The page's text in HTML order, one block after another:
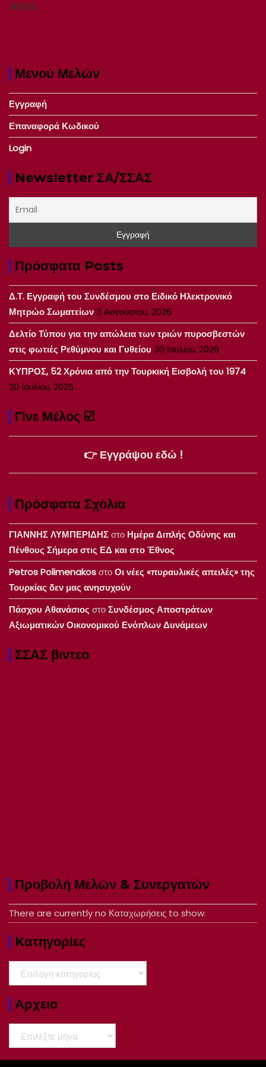
νησιά
Μενού Μελών
Εγγραφή
Επαναφορά Κωδικού
Login
Newsletter ΣΑ/ΣΣΑΣ
Πρόσφατα Posts
Δ.Τ. Εγγραφή του Συνδέσμου στο Ειδικό Ηλεκτρονικό
Μητρώο Σωματείων3 Αυγούστου, 2026
Δελτίο Τύπου για την απώλεια των τριών πυροσβεστών
στις φωτιές Ρεθύμνου και Γυθείου 30 Ιουλίου, 2026
ΚΥΠΡΟΣ, 52 Χρόνια από την Τουρκική Εισβολή του 1974
20 Ιουλίου, 2026
Γίνε Μέλος ☑️
👉 Εγγράψου εδώ !
Πρόσφατα Σχόλια
ΓΙΑΝΝΗΣ ΛΥΜΠΕΡΙΔΗΣστο Ημέρα Διπλής Οδύνης και
Πένθους Σήμερα στις ΕΔ και στο Έθνος
Petros PolimenakosστοΟι νέες «πυραυλικές απειλές» της
Τουρκίας δεν μας ανησυχούν
Πάσχου Αθανάσιος στοΣυνδέσμος Αποστράτων
Αξιωματικών Οικονομικού Ενόπλων Δυνάμεων
ΣΣΑΣ βιντεο
Προβολή Μελών & Συνεργατών
There are currently no Καταχωρήσεις to show.
Kατηγορίες
Αρχειο